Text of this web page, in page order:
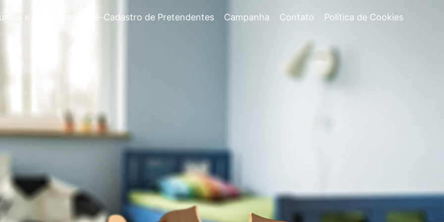
e Respostas Pré-Cadastro de Pretendentes Campanha Contato Política de Cookies